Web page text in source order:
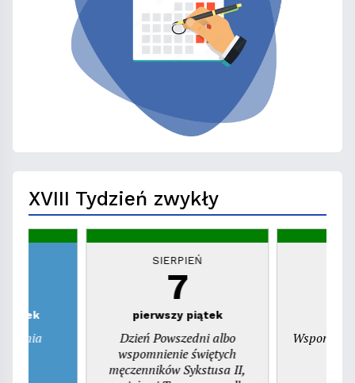
XVIII Tydzień zwykły
SIERPIEŃ
7
pierwszy piątek
Dzień Powszedni albo
wspomnienie świętych
męczenników Sykstusa II,